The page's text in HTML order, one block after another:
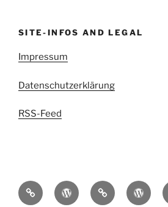
SITE-INFOS AND LEGAL
Impressum
Datenschutzerklärung
RSS-Feed
kettenritzel.ccGriesgram999
Mit
der